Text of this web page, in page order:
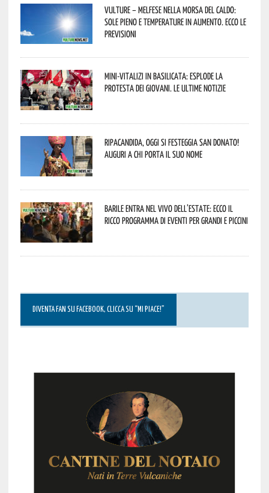
Vulture – melfese nella morsa del caldo:
sole pieno e temperature in aumento. Ecco le
previsioni
Mini-vitalizi in Basilicata: esplode la
protesta dei giovani. Le ultime notizie
Ripacandida, oggi si festeggia San Donato!
Auguri a chi porta il suo nome
Barile entra nel vivo dell’estate: ecco il
ricco programma di eventi per grandi e piccini
DIVENTA FAN SU FACEBOOK, CLICCA SU “MI PIACE!”